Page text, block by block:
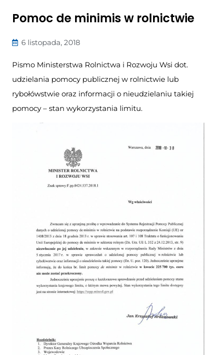
Pomoc de minimis w rolnictwie
6 listopada, 2018
Pismo Ministerstwa Rolnictwa i Rozwoju Wsi dot.
udzielania pomocy publicznej w rolnictwie lub
rybołówstwie oraz informacji o nieudzielaniu takiej
pomocy – stan wykorzystania limitu.